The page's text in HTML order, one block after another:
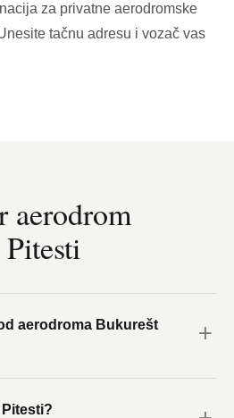
za privatne aerodromske
tačnu adresu i vozač vas
aerodrom
aerodroma Bukurešt